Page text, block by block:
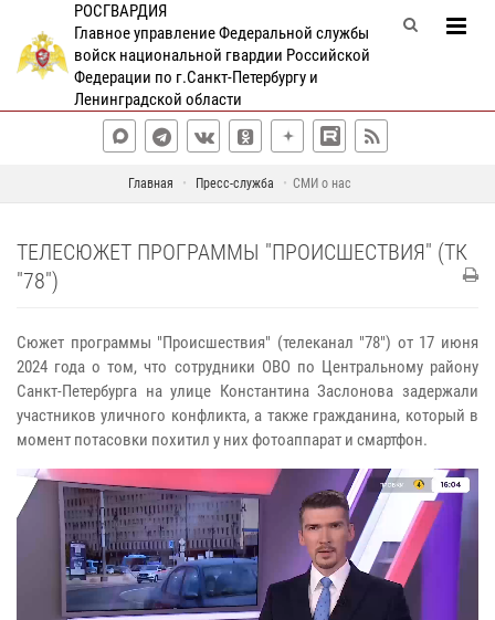
РОСГВАРДИЯ
Главное управление Федеральной службы
войск национальной гвардии Российской
Федерации по г.Санкт-Петербургу и
Ленинградской области
Главная Пресс-служба СМИ о нас
ТЕЛЕСЮЖЕТ ПРОГРАММЫ "ПРОИСШЕСТВИЯ" (ТК
"78")
Сюжет программы "Происшествия" (телеканал "78") от 17 июня
2024 года о том, что сотрудники ОВО по Центральному району
Санкт-Петербурга на улице Константина Заслонова задержали
участников уличного конфликта, а также гражданина, который в
момент потасовки похитил у них фотоаппарат и смартфон.